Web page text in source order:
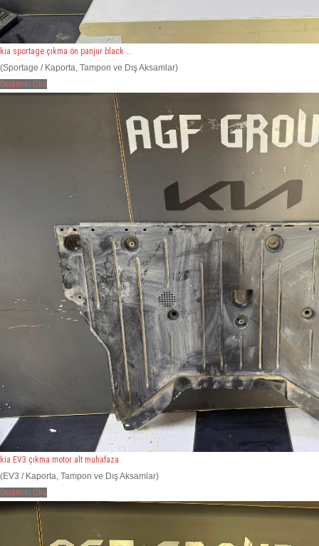
kia sportage çıkma ön panjur black ...
(Sportage / Kaporta, Tampon ve Dış Aksamlar)
Devamını Oku
kia EV3 çıkma motor alt muhafaza
(EV3 / Kaporta, Tampon ve Dış Aksamlar)
Devamını Oku